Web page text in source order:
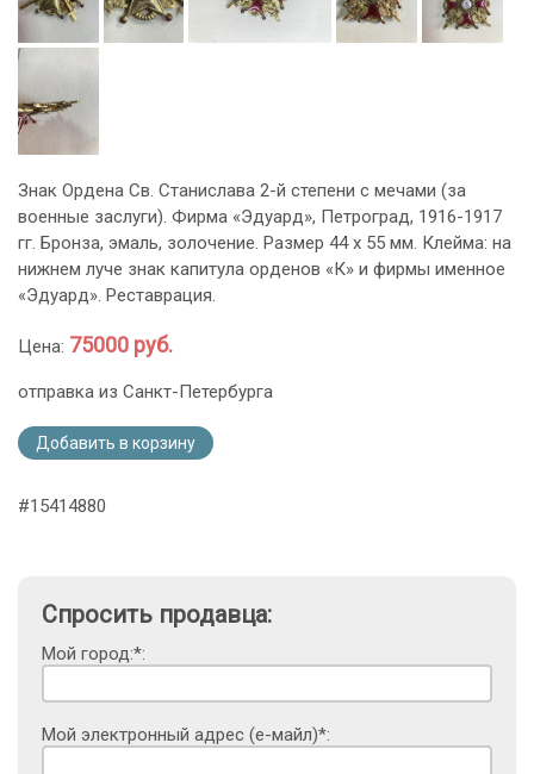
Знак Ордена Св. Станислава 2-й степени с мечами (за
военные заслуги). Фирма «Эдуард», Петроград, 1916-1917
гг. Бронза, эмаль, золочение. Размер 44 х 55 мм. Клейма: на
нижнем луче знак капитула орденов «К» и фирмы именное
«Эдуард». Реставрация.
Цена: 75000 руб.
отправка из Санкт-Петербурга
Добавить в корзину
#15414880
Спросить продавца:
Мой город:*:
Мой электронный адрес (е-майл)*: